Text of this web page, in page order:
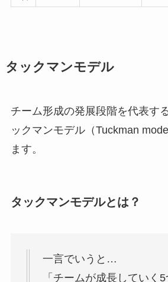
タックマンモデル
チーム形成の発展段階を代表す
ックマンモデル（Tuckman
ます。
タックマンモデルとは？
一言でいうと…
「チームが成長していく